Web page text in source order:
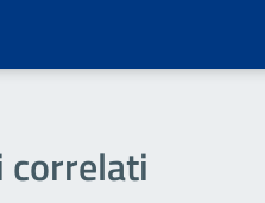
correlati